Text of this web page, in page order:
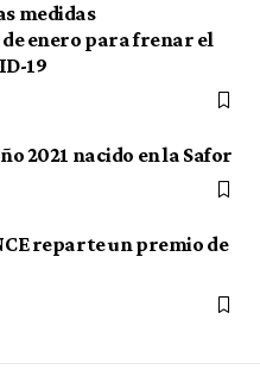
medidas
enero para frenar el
19
2021 nacido en la Safor
reparte un premio de